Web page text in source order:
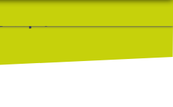
Spaß und schlau